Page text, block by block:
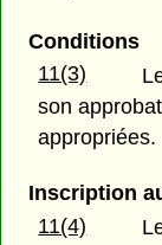
Conditions
11(3)
son
appropriées.
Inscription
11(4)